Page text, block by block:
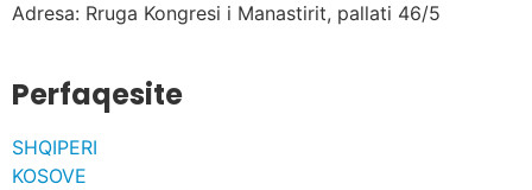
Adresa: Rruga Kongresi i Manastirit, pallati 46/5
Perfaqesite
SHQIPERI
KOSOVE